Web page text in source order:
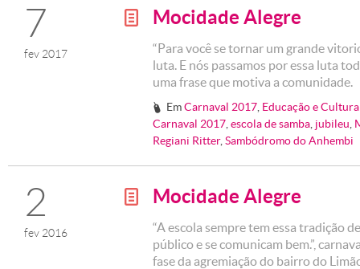
7
fev 2017
g Mocidade Alegre
“Para você se tornar um grande
luta. E nós passamos por essa luta
uma frase que motiva a comunidade.
# EmCarnaval 2017 Educação e Cultura
Carnaval 2017 escola de samba jubileu
Regiani Ritter, Sambódromo do Anhembi
2
fev 2016
g Mocidade Alegre
“A escola sempre tem essa tradição
público e se comunicam bem.”,
fase da agremiação do bairro do